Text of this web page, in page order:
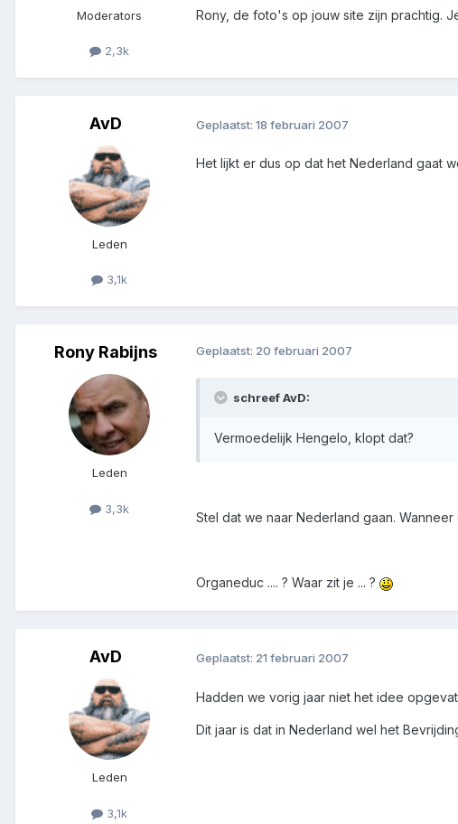
Moderators
2,3k
Rony, de foto's op jouw site zijn prachtig.
AvD
Leden
3,1k
Geplaatst: 18 februari 2007
Het lijkt er dus op dat het Nederland gaat
Rony Rabijns
Leden
3,3k
Geplaatst: 20 februari 2007
schreef AvD:
Vermoedelijk Hengelo, klopt dat?
Stel dat we naar Nederland gaan.
Organeduc .... ? Waar zit je ... ?
AvD
Leden
3,1k
Geplaatst: 21 februari 2007
Hadden we vorig jaar niet het idee
Dit jaar is dat in Nederland wel het